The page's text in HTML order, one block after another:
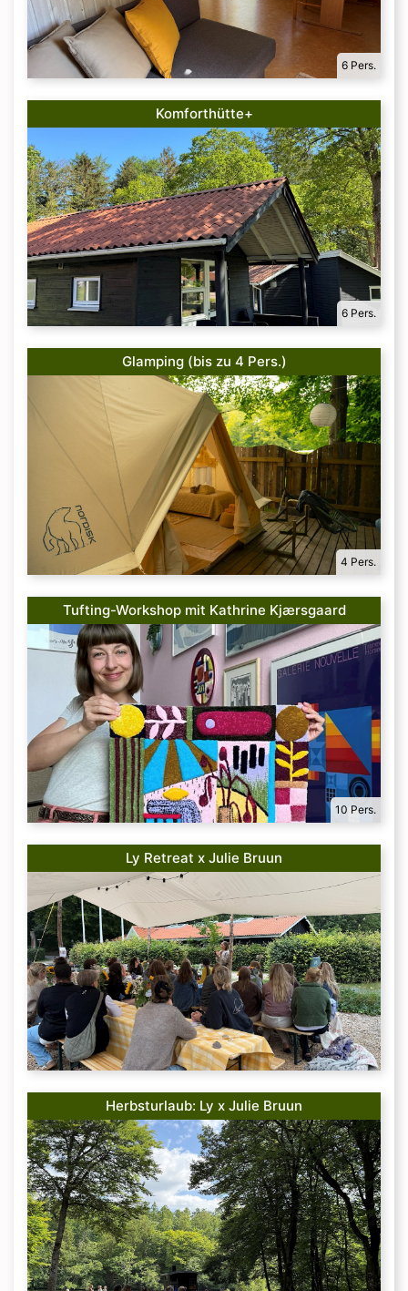
6 Pers.
Komforthütte+
6 Pers.
Glamping (bis zu 4 Pers.)
4 Pers.
Tufting-Workshop mit Kathrine Kjærsgaard
10 Pers.
Ly Retreat x Julie Bruun
Herbsturlaub: Ly x Julie Bruun